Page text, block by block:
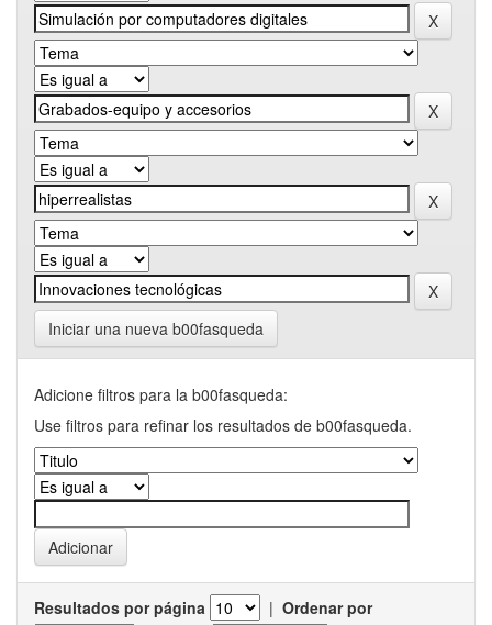
Iniciar una nueva b00fasqueda
Adicione filtros para la b00fasqueda:
Use filtros para refinar los resultados de b00fasqueda.
Resultados por página | Ordenar por